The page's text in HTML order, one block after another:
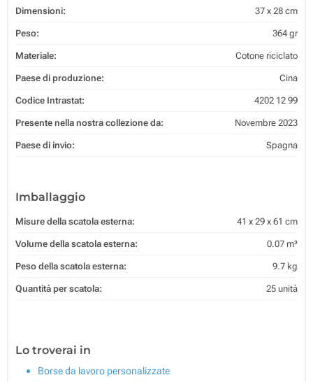
Dimensioni: 37 x 28 cm
Peso: 364 gr
Materiale: Cotone riciclato
Paese di produzione: Cina
Codice Intrastat: 4202 12 99
Presente nella nostra collezione da: Novembre 2023
Paese di invio: Spagna
Imballaggio
Misure della scatola esterna: 41 x 29 x 61 cm
Volume della scatola esterna: 0.07 m³
Peso della scatola esterna: 9.7 kg
Quantità per scatola: 25 unità
Lo troverai in
Borse da lavoro personalizzate